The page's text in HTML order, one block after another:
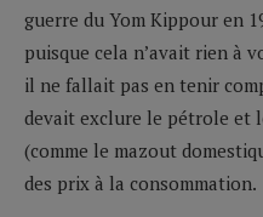
guerre du Yom Kippour en
puisque cela n’avait rien à
il ne fallait pas en tenir
devait exclure le pétrole et
(comme le mazout
des prix à la consommation.